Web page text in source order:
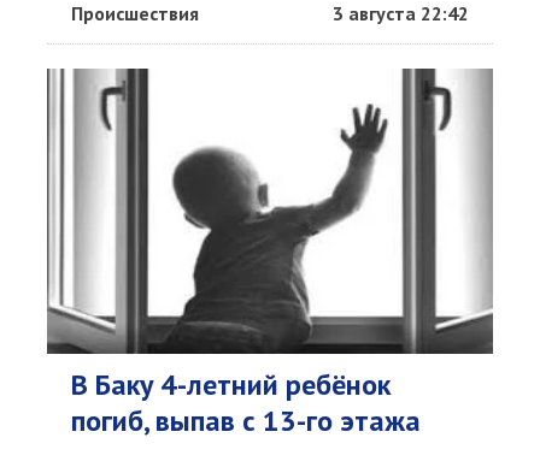
Происшествия 3 августа 22:42
В Баку 4-летний ребёнок
погиб, выпав с 13-го этажа